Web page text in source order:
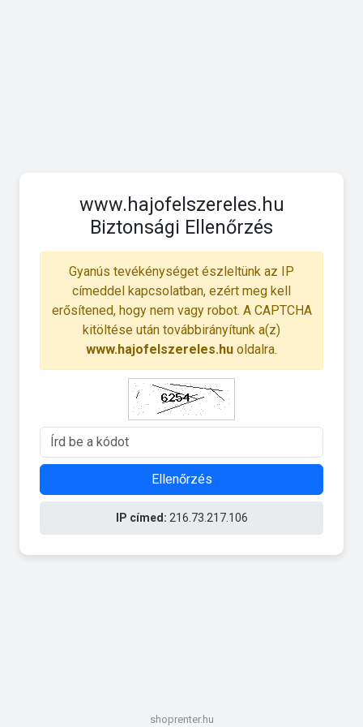
www.hajofelszereles.hu
Biztonsági Ellenőrzés
Gyanús tevékénységet észleltünk az IP
címeddel kapcsolatban, ezért meg kell
erősítened, hogy nem vagy robot. A CAPTCHA
kitöltése után továbbirányítunk a(z)
www.hajofelszereles.hu oldalra.
Ellenőrzés
IP címed: 216.73.217.106
shoprenter.hu